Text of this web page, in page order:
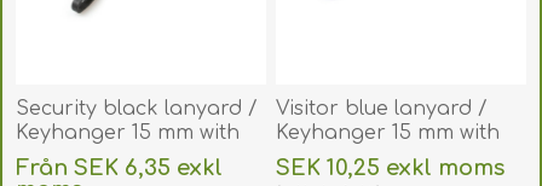
Security black lanyard /
Keyhanger 15 mm with
plastic J clip. 60270584
(DE,SE,NO,FI,RO,PL)
Från SEK 6,35 exkl
Visitor blue lanyard /
Keyhanger 15 mm with
metal lobster clip.
60270601
SEK 10,25 exkl moms